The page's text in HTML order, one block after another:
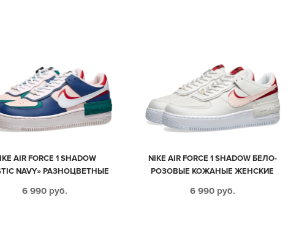
AIR FORCE 1 SHADOW
NAVY» РАЗНОЦВЕТНЫЕ
6 990 руб.
NIKE AIR FORCE 1 SHADOW БЕЛО-
РОЗОВЫЕ КОЖАНЫЕ ЖЕНСКИЕ
6 990 руб.